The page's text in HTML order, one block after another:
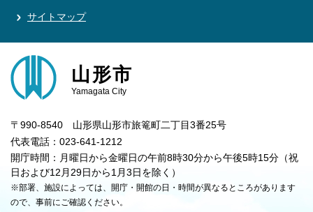
サイトマップ
山形市
Yamagata City
〒990-8540 山形県山形市旅篭町二丁目3番25号
代表電話：023-641-1212
開庁時間：月曜日から金曜日の午前8時30分から午後5時15分（祝
日および12月29日から1月3日を除く）
※部署、施設によっては、開庁・開館の日・時間が異なるところがあります
ので、事前にご確認ください。